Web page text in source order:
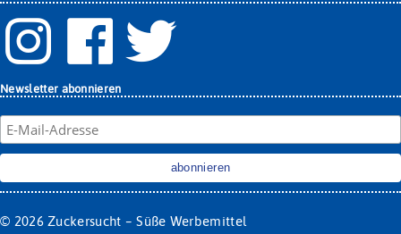
Newsletter abonnieren
© 2026 Zuckersucht – Süße Werbemittel